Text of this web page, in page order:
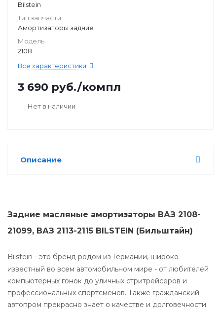
Bilstein
Тип запчасти
Амортизаторы задние
Модель
2108
Все характеристики
3 690 руб./компл
Нет в наличии
Описание
Задние масляные амортизаторы ВАЗ 2108-
21099, ВАЗ 2113-2115 BILSTEIN (Бильштайн)
Bilstein - это бренд родом из Германии, широко
известный во всем автомобильном мире - от любителей
компьютерных гонок до уличных стритрейсеров и
профессиональных спортсменов. Также гражданский
автопром прекрасно знает о качестве и долговечности